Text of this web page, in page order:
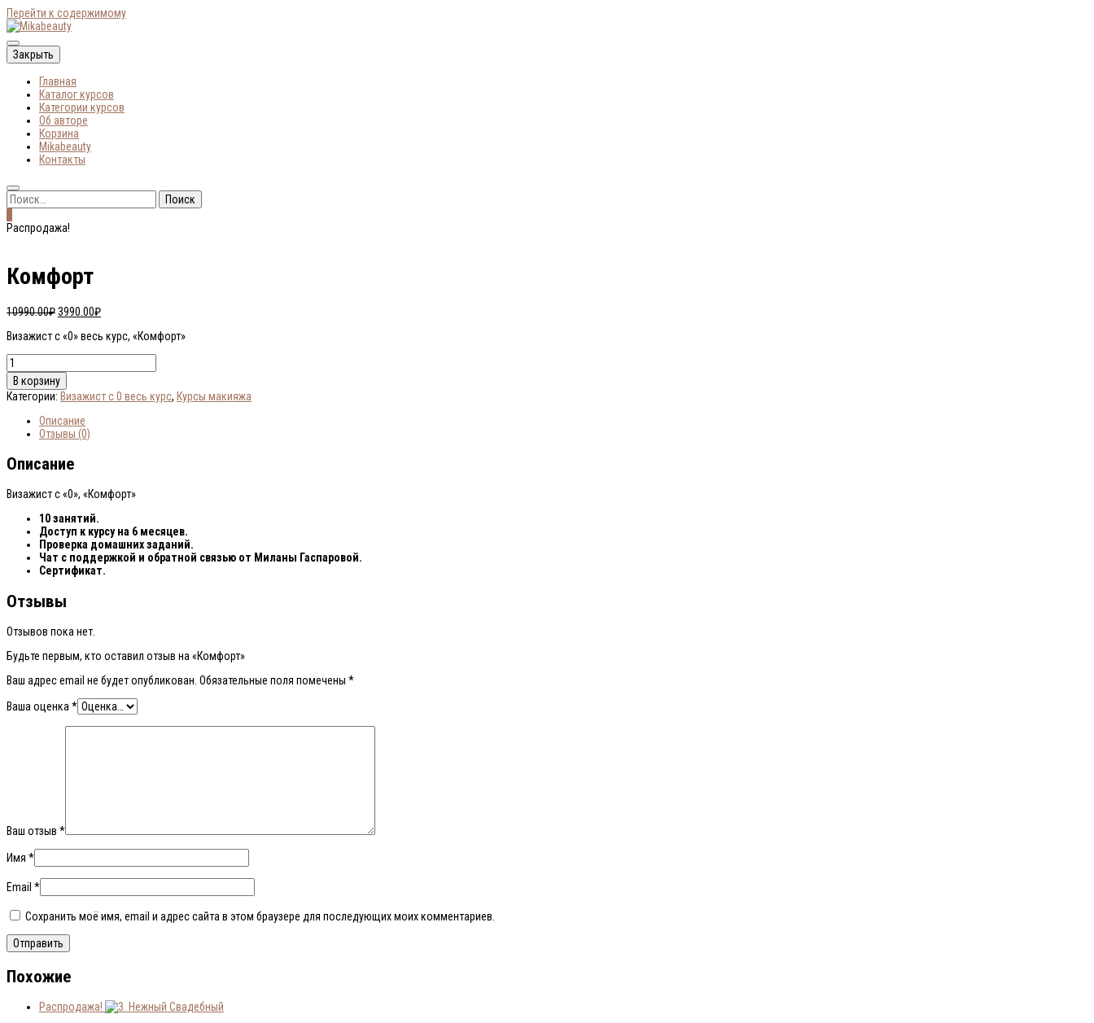
Перейти к содержимому
Mikabeauty
Онлайн-курсы по макияжу
Закрыть
Главная
Каталог курсов
Категории курсов
Об авторе
Корзина
Mikabeauty
Контакты
Найти:
Распродажа!
Комфорт
10990.00₽Первоначальная
составляла
3990.00₽Текущая
3990.00₽.
Визажист с «0» весь курс, «Комфорт»
Количество
товара
Комфорт
В корзину
Категории: Визажист с 0 весь курс, Курсы макияжа
Описание
Отзывы (0)
Описание
Визажист с «0», «Комфорт»
10 занятий.
Доступ к курсу на 6 месяцев.
Проверка домашних заданий.
Чат с поддержкой и обратной связью от Миланы Гаспаровой.
Сертификат.
Отзывы
Отзывов пока нет.
Будьте первым, кто оставил отзыв на «Комфорт»
Ваш адрес email не будет опубликован. Обязательные поля помечены *
Ваша оценка *
Ваш отзыв *
Имя *
Email *
Сохранить моё имя, email и адрес сайта в этом браузере для последующих моих комментариев.
Похожие
Распродажа!